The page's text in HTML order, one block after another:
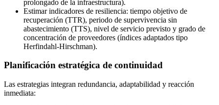
prolongado de la infraestructura).
Estimar indicadores de resiliencia: tiempo objetivo de
recuperación (TTR), periodo de supervivencia sin
abastecimiento (TTS), nivel de servicio previsto y grado de
concentración de proveedores (índices adaptados tipo
Herfindahl-Hirschman).
Planificación estratégica de continuidad
Las estrategias integran redundancia, adaptabilidad y reacción
inmediata: